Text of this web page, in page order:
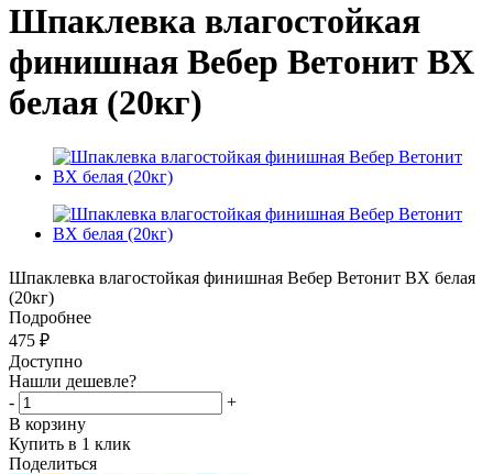
Шпаклевка влагостойкая
финишная Вебер Ветонит ВХ
белая (20кг)
Шпаклевка влагостойкая финишная Вебер Ветонит ВХ белая
(20кг)
Подробнее
475 ₽
Доступно
Нашли дешевле?
-
+
В корзину
Купить в 1 клик
Поделиться